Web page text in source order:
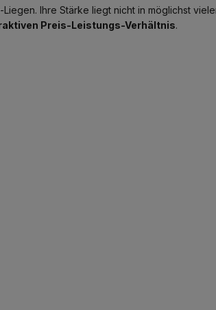
Ihre Stärke liegt nicht in möglichst
Preis-Leistungs-Verhältnis.